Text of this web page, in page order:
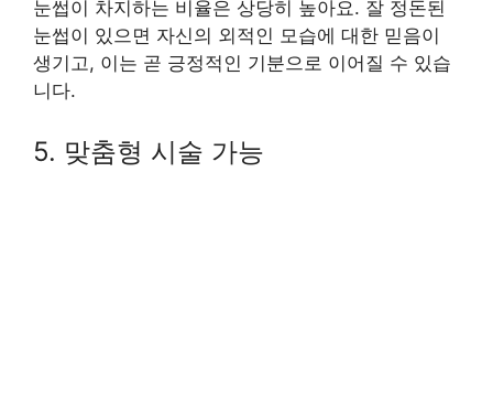
눈썹이 차지하는 비율은 상당히 높아요. 잘 정돈된
눈썹이 있으면 자신의 외적인 모습에 대한 믿음이
생기고, 이는 곧 긍정적인 기분으로 이어질 수 있습
니다.
5. 맞춤형 시술 가능